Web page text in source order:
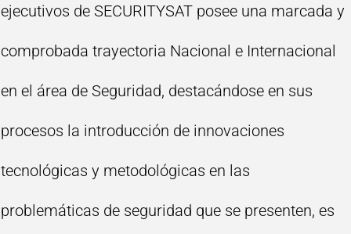
ejecutivos de SECURITYSAT posee una marcada y
comprobada trayectoria Nacional e Internacional
en el área de Seguridad, destacándose en sus
procesos la introducción de innovaciones
tecnológicas y metodológicas en las
problemáticas de seguridad que se presenten, es